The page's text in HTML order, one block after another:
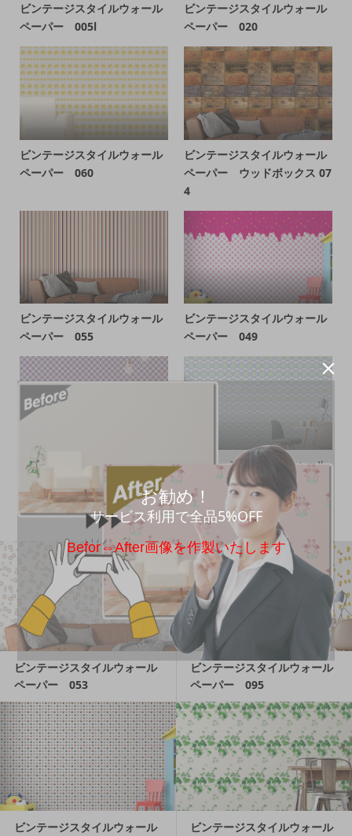
ビンテージスタイルウォール
ペーパー 005l
ビンテージスタイルウォール
ペーパー 020
ビンテージスタイルウォール
ペーパー 060
ビンテージスタイルウォール
ペーパー ウッドボックス 07
4
ビンテージスタイルウォール
ペーパー 055
ビンテージスタイルウォール
ペーパー 049
ビンテージスタイルウォール
ペーパー 040
ビンテージスタイルウォール
ペーパー シールタイプ 07
6
ビンテージスタイルウォール
ペーパー 053
ビンテージスタイルウォール
ペーパー 095
ビンテージスタイルウォール
ビンテージスタイルウォール
お勧め！
サービス利用で全品5%OFF
Befor⇔After画像を作製いたします
